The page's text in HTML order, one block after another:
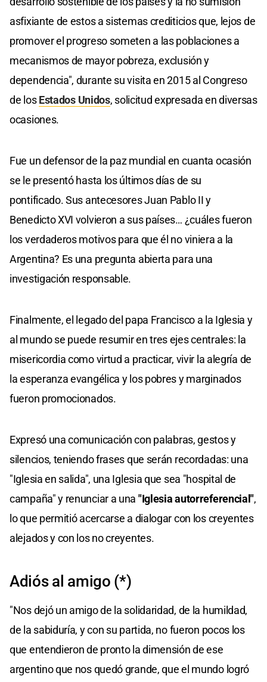
asfixiante de estos a sistemas crediticios que, lejos de
promover el progreso someten a las poblaciones a
mecanismos de mayor pobreza, exclusión y
dependencia", durante su visita en 2015 al Congreso
de losEstados Unidos, solicitud expresada en diversas
ocasiones.
Fue un defensor de la paz mundial en cuanta ocasión
se le presentó hasta los últimos días de su
pontificado. Sus antecesores Juan Pablo II y
Benedicto XVI volvieron a sus países… ¿cuáles fueron
los verdaderos motivos para que él no viniera a la
Argentina? Es una pregunta abierta para una
investigación responsable.
Finalmente, el legado del papa Francisco a la Iglesia y
al mundo se puede resumir en tres ejes centrales: la
misericordia como virtud a practicar, vivir la alegría de
la esperanza evangélica y los pobres y marginados
fueron promocionados.
Expresó una comunicación con palabras, gestos y
silencios, teniendo frases que serán recordadas: una
"Iglesia en salida", una Iglesia que sea "hospital de
campaña" y renunciar a una "Iglesia autorreferencial",
lo que permitió acercarse a dialogar con los creyentes
alejados y con los no creyentes.
Adiós al amigo (*)
"Nos dejó un amigo de la solidaridad, de la humildad,
de la sabiduría, y con su partida, no fueron pocos los
que entendieron de pronto la dimensión de ese
argentino que nos quedó grande, que el mundo logró